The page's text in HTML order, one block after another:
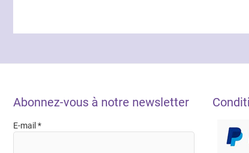
Abonnez-vous à notre newsletter
E-mail *